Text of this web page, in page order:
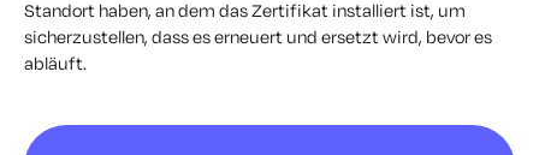
Standort haben, an dem das Zertifikat installiert ist, um
sicherzustellen, dass es erneuert und ersetzt wird, bevor es
abläuft.